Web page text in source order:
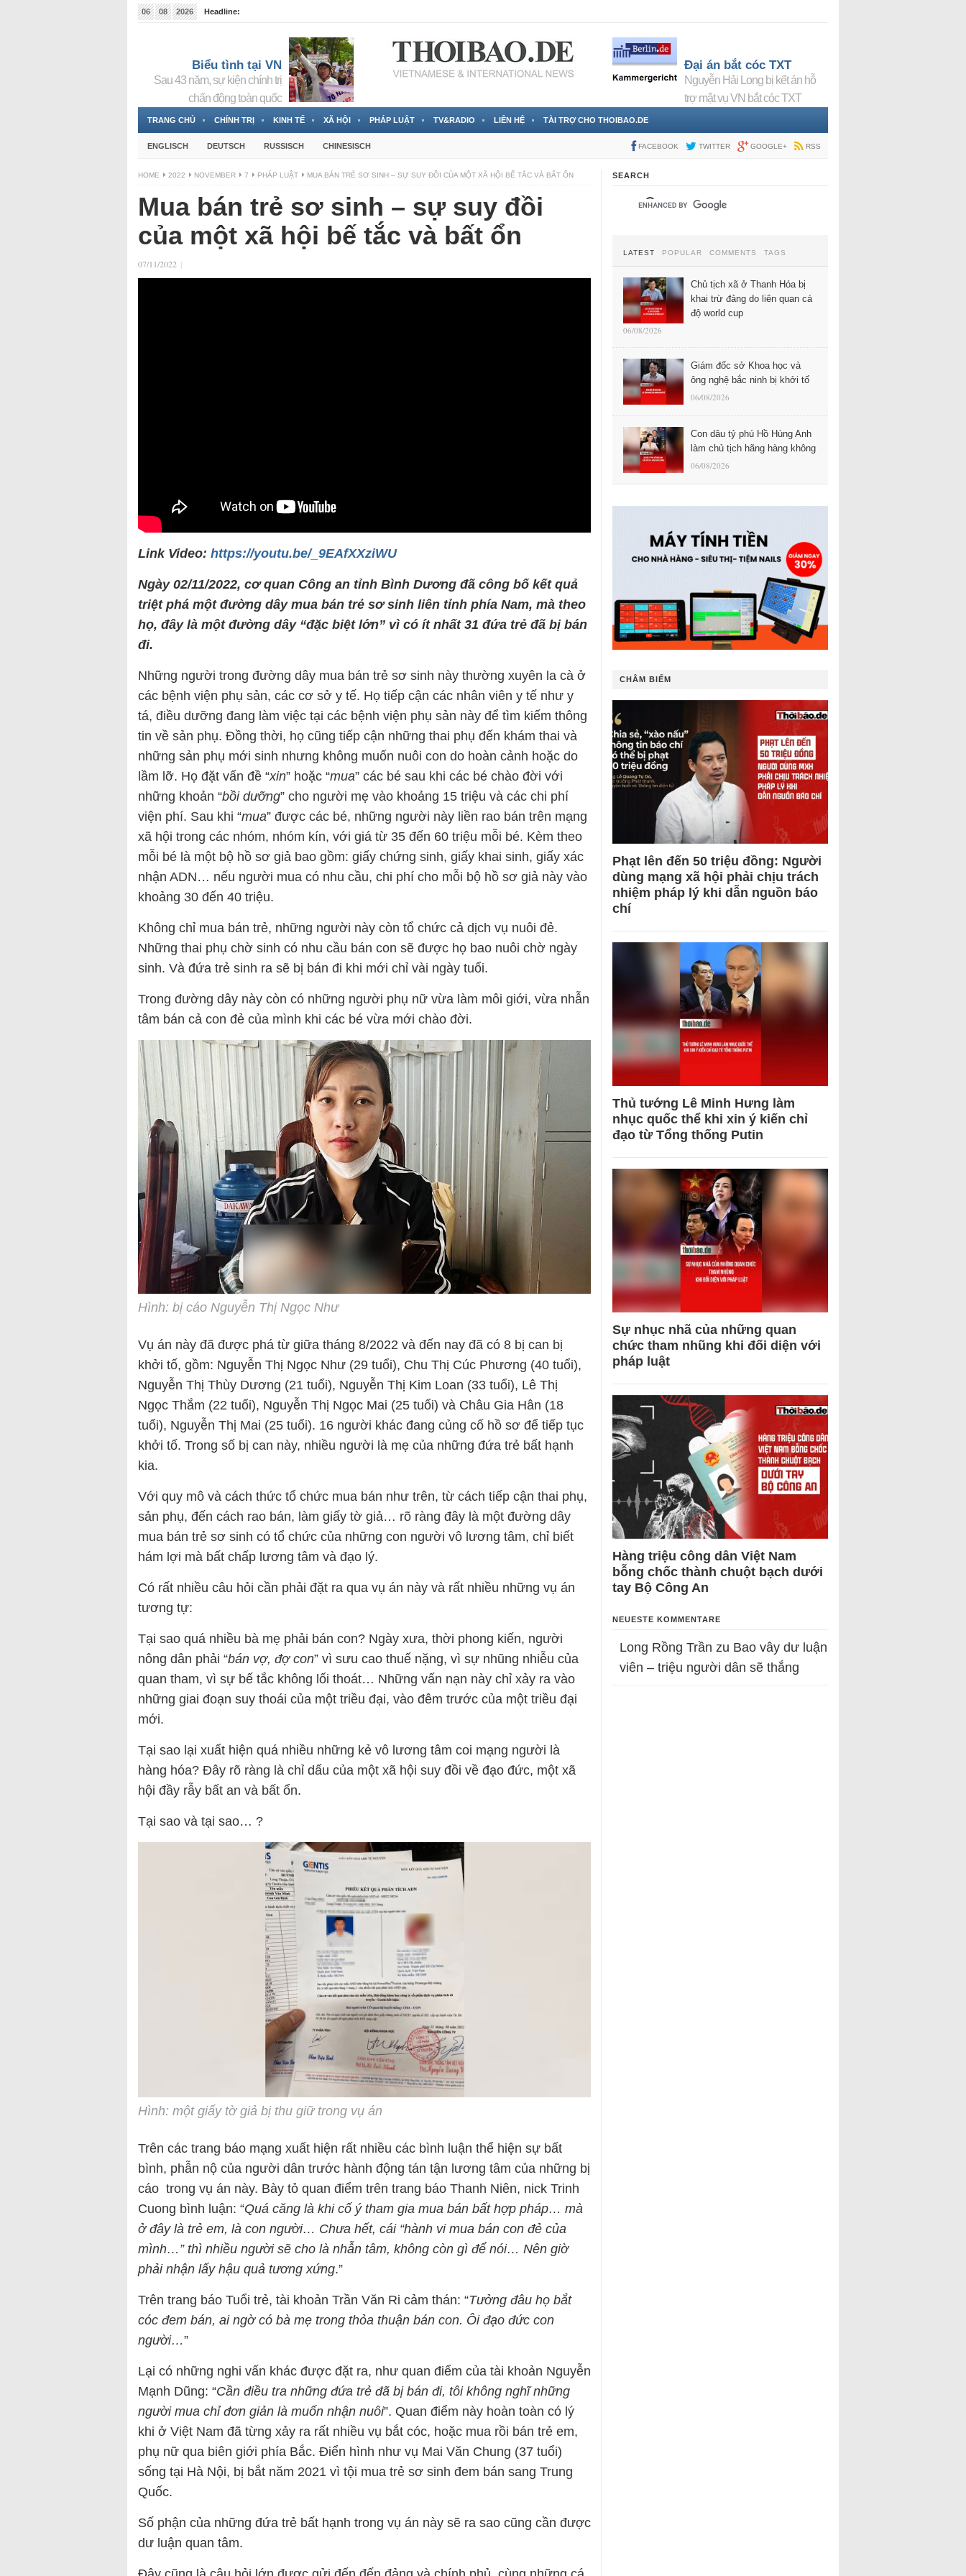
06 08 2026
Headline:
Biểu tình tại VN
Sau 43 năm, sự kiện chính trị
chấn động toàn quốc
Đại án bắt cóc TXT
Nguyễn Hải Long bị kết án hỗ
trợ mật vụ VN bắt cóc TXT
TRANG CHỦ CHÍNH TRỊ KINH TẾ XÃ HỘI PHÁP LUẬT TV&RADIO LIÊN HỆ TÀI TRỢ CHO THOIBAO.DE
ENGLISCH DEUTSCH RUSSISCH CHINESISCH FACEBOOK TWITTER GOOGLE+ RSS
HOME 2022 NOVEMBER 7 PHÁP LUẬT MUA BÁN TRẺ SƠ SINH – SỰ SUY ĐỒI CỦA MỘT XÃ HỘI BẾ TẮC VÀ BẤT ỔN
Mua bán trẻ sơ sinh – sự suy đồi
của một xã hội bế tắc và bất ổn
07/11/2022 |
Link Video: https://youtu.be/_9EAfXXziWU
Ngày 02/11/2022, cơ quan Công an tỉnh Bình Dương đã công bố kết quả
triệt phá một đường dây mua bán trẻ sơ sinh liên tỉnh phía Nam, mà theo
họ, đây là một đường dây “đặc biệt lớn” vì có ít nhất 31 đứa trẻ đã bị bán
đi.
Những người trong đường dây mua bán trẻ sơ sinh này thường xuyên la cà ở
các bệnh viện phụ sản, các cơ sở y tế. Họ tiếp cận các nhân viên y tế như y
tá, điều dưỡng đang làm việc tại các bệnh viện phụ sản này để tìm kiếm thông
tin về sản phụ. Đồng thời, họ cũng tiếp cận những thai phụ đến khám thai và
những sản phụ mới sinh nhưng không muốn nuôi con do hoàn cảnh hoặc do
lầm lỡ. Họ đặt vấn đề “xin” hoặc “mua” các bé sau khi các bé chào đời với
những khoản “bồi dưỡng” cho người mẹ vào khoảng 15 triệu và các chi phí
viện phí. Sau khi “mua” được các bé, những người này liền rao bán trên mạng
xã hội trong các nhóm, nhóm kín, với giá từ 35 đến 60 triệu mỗi bé. Kèm theo
mỗi bé là một bộ hồ sơ giả bao gồm: giấy chứng sinh, giấy khai sinh, giấy xác
nhận ADN… nếu người mua có nhu cầu, chi phí cho mỗi bộ hồ sơ giả này vào
khoảng 30 đến 40 triệu.
Không chỉ mua bán trẻ, những người này còn tổ chức cả dịch vụ nuôi đẻ.
Những thai phụ chờ sinh có nhu cầu bán con sẽ được họ bao nuôi chờ ngày
sinh. Và đứa trẻ sinh ra sẽ bị bán đi khi mới chỉ vài ngày tuổi.
Trong đường dây này còn có những người phụ nữ vừa làm môi giới, vừa nhẫn
tâm bán cả con đẻ của mình khi các bé vừa mới chào đời.
Hình: bị cáo Nguyễn Thị Ngọc Như
Vụ án này đã được phá từ giữa tháng 8/2022 và đến nay đã có 8 bị can bị
khởi tố, gồm: Nguyễn Thị Ngọc Như (29 tuổi), Chu Thị Cúc Phương (40 tuổi),
Nguyễn Thị Thùy Dương (21 tuổi), Nguyễn Thị Kim Loan (33 tuổi), Lê Thị
Ngọc Thắm (22 tuổi), Nguyễn Thị Ngọc Mai (25 tuổi) và Châu Gia Hân (18
tuổi), Nguyễn Thị Mai (25 tuổi). 16 người khác đang củng cố hồ sơ để tiếp tục
khởi tố. Trong số bị can này, nhiều người là mẹ của những đứa trẻ bất hạnh
kia.
Với quy mô và cách thức tổ chức mua bán như trên, từ cách tiếp cận thai phụ,
sản phụ, đến cách rao bán, làm giấy tờ giả… rõ ràng đây là một đường dây
mua bán trẻ sơ sinh có tổ chức của những con người vô lương tâm, chỉ biết
hám lợi mà bất chấp lương tâm và đạo lý.
Có rất nhiều câu hỏi cần phải đặt ra qua vụ án này và rất nhiều những vụ án
tương tự:
Tại sao quá nhiều bà mẹ phải bán con? Ngày xưa, thời phong kiến, người
nông dân phải “bán vợ, đợ con” vì sưu cao thuế nặng, vì sự nhũng nhiễu của
quan tham, vì sự bế tắc không lối thoát… Những vấn nạn này chỉ xảy ra vào
những giai đoạn suy thoái của một triều đại, vào đêm trước của một triều đại
mới.
Tại sao lại xuất hiện quá nhiều những kẻ vô lương tâm coi mạng người là
hàng hóa? Đây rõ ràng là chỉ dấu của một xã hội suy đồi về đạo đức, một xã
hội đầy rẫy bất an và bất ổn.
Tại sao và tại sao… ?
Hình: một giấy tờ giả bị thu giữ trong vụ án
Trên các trang báo mạng xuất hiện rất nhiều các bình luận thể hiện sự bất
bình, phẫn nộ của người dân trước hành động tán tận lương tâm của những bị
cáo trong vụ án này. Bày tỏ quan điểm trên trang báo Thanh Niên, nick Trinh
Cuong bình luận: “Quá căng là khi cố ý tham gia mua bán bất hợp pháp… mà
ở đây là trẻ em, là con người… Chưa hết, cái “hành vi mua bán con đẻ của
mình…” thì nhiều người sẽ cho là nhẫn tâm, không còn gì để nói… Nên giờ
phải nhận lấy hậu quả tương xứng.”
Trên trang báo Tuổi trẻ, tài khoản Trần Văn Ri cảm thán: “Tưởng đâu họ bắt
cóc đem bán, ai ngờ có bà mẹ trong thỏa thuận bán con. Ôi đạo đức con
người…”
Lại có những nghi vấn khác được đặt ra, như quan điểm của tài khoản Nguyễn
Mạnh Dũng: “Cần điều tra những đứa trẻ đã bị bán đi, tôi không nghĩ những
người mua chỉ đơn giản là muốn nhận nuôi”. Quan điểm này hoàn toàn có lý
khi ở Việt Nam đã từng xảy ra rất nhiều vụ bắt cóc, hoặc mua rồi bán trẻ em,
phụ nữ qua biên giới phía Bắc. Điển hình như vụ Mai Văn Chung (37 tuổi)
sống tại Hà Nội, bị bắt năm 2021 vì tội mua trẻ sơ sinh đem bán sang Trung
Quốc.
Số phận của những đứa trẻ bất hạnh trong vụ án này sẽ ra sao cũng cần được
dư luận quan tâm.
SEARCH
LATEST POPULAR COMMENTS TAGS
Chủ tịch xã ở Thanh Hóa bị
khai trừ đảng do liên quan cá
độ world cup
06/08/2026
Giám đốc sở Khoa học và
ông nghệ bắc ninh bị khởi tố
06/08/2026
Con dâu tỷ phú Hồ Hùng Anh
làm chủ tịch hãng hàng không
06/08/2026
CHÂM BIẾM
Phạt lên đến 50 triệu đồng: Người
dùng mạng xã hội phải chịu trách
nhiệm pháp lý khi dẫn nguồn báo
chí
Thủ tướng Lê Minh Hưng làm
nhục quốc thể khi xin ý kiến chỉ
đạo từ Tổng thống Putin
Sự nhục nhã của những quan
chức tham nhũng khi đối diện với
pháp luật
Hàng triệu công dân Việt Nam
bỗng chốc thành chuột bạch dưới
tay Bộ Công An
NEUESTE KOMMENTARE
Long Rồng Trần zu Bao vây dư luận
viên – triệu người dân sẽ thắng